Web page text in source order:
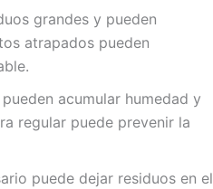
grandes y pueden
atrapados pueden
acumular humedad y
regular puede prevenir la
puede dejar residuos en el